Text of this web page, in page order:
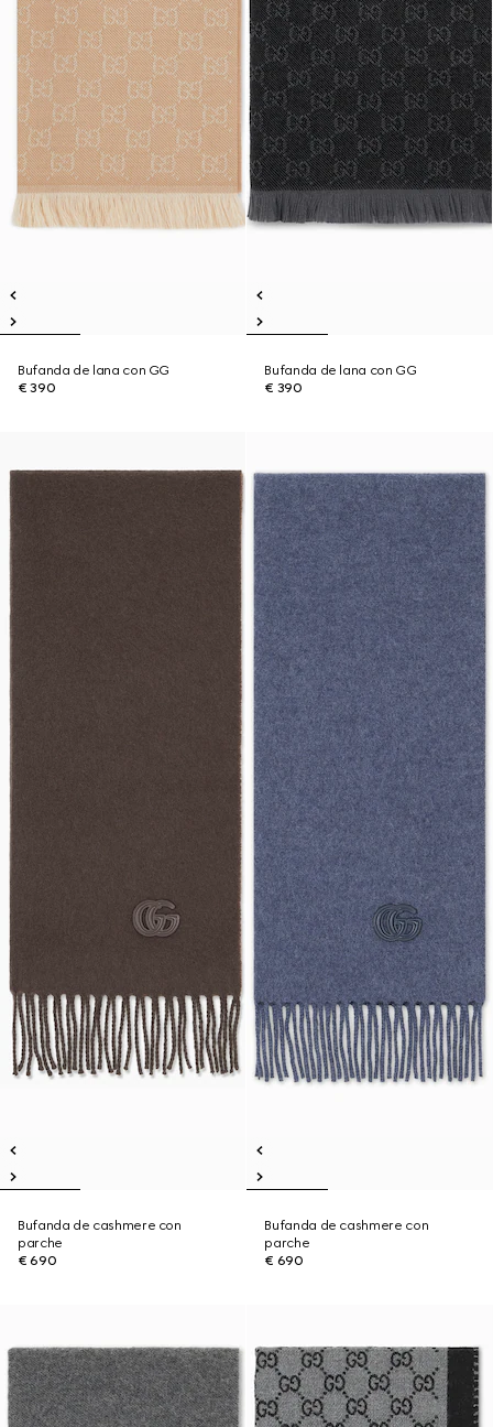
Bufanda de lana con GG
€ 390
Bufanda de lana con GG
€ 390
Bufanda de cashmere con
parche
€ 690
Bufanda de cashmere con
parche
€ 690